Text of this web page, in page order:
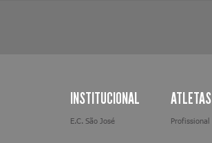
INSTITUCIONAL
E.C. São José
ATLETAS
Profissional